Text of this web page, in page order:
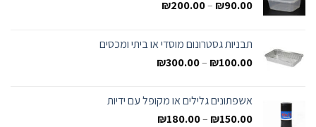
₪90.00
–
₪200.00
תבניות גסטרונום מוסדי או ביתי ומכסים
₪100.00
–
₪300.00
אשפתונים גלילים או מקופל עם ידיות
₪150.00
–
₪180.00